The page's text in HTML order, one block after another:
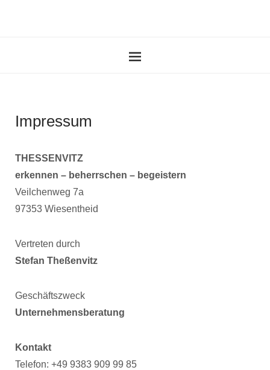
Impressum
THESSENVITZ
erkennen – beherrschen – begeistern
Veilchenweg 7a
97353 Wiesentheid
Vertreten durch
Stefan Theßenvitz
Geschäftszweck
Unternehmensberatung
Kontakt
Telefon: +49 9383 909 99 85